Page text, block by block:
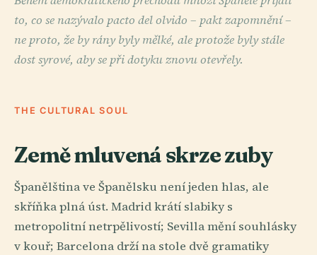
to, co se nazývalo pacto del olvido – pakt zapomnění –
ne proto, že by rány byly mělké, ale protože byly stále
dost syrové, aby se při dotyku znovu otevřely.
THE CULTURAL SOUL
Země mluvená skrze zuby
Španělština ve Španělsku není jeden hlas, ale
skříňka plná úst. Madrid krátí slabiky s
metropolitní netrpělivostí; Sevilla mění souhlásky
v kouř; Barcelona drží na stole dvě gramatiky